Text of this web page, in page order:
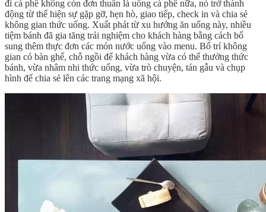
đi cà phê không còn đơn thuần là uống cà phê nữa, nó trở thành
động từ thể hiện sự gặp gỡ, hẹn hò, giao tiếp, check in và chia sẻ
không gian thức uống. Xuất phát từ xu hướng ăn uống này, nhiều
tiệm bánh đã gia tăng trải nghiệm cho khách hàng bằng cách bổ
sung thêm thực đơn các món nước uống vào menu. Bố trí không
gian có bàn ghế, chỗ ngồi để khách hàng vừa có thể thưởng thức
bánh, vừa nhâm nhi thức uống, vừa trò chuyện, tán gẫu và chụp
hình để chia sẻ lên các trang mạng xã hội.